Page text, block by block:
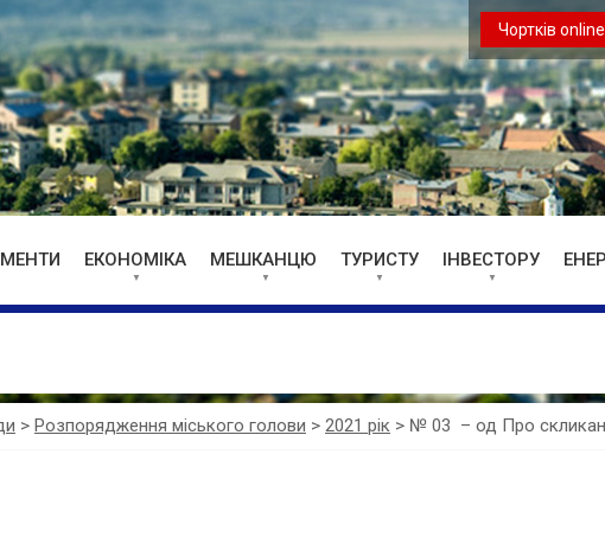
Чортків online
ЕКОНОМІКА МЕШКАНЦЮ ТУРИСТУ ІНВЕСТОРУ
> Розпорядження міського голови > 2021 рік > № 03 – од Про